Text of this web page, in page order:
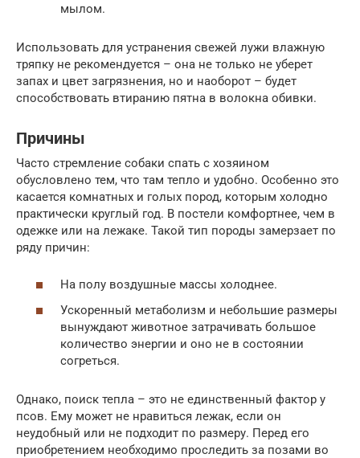
мылом.
Использовать для устранения свежей лужи влажную
тряпку не рекомендуется – она не только не уберет
запах и цвет загрязнения, но и наоборот – будет
способствовать втиранию пятна в волокна обивки.
Причины
Часто стремление собаки спать с хозяином
обусловлено тем, что там тепло и удобно. Особенно это
касается комнатных и голых пород, которым холодно
практически круглый год. В постели комфортнее, чем в
одежке или на лежаке. Такой тип породы замерзает по
ряду причин:
На полу воздушные массы холоднее.
Ускоренный метаболизм и небольшие размеры
вынуждают животное затрачивать большое
количество энергии и оно не в состоянии
согреться.
Однако, поиск тепла – это не единственный фактор у
псов. Ему может не нравиться лежак, если он
неудобный или не подходит по размеру. Перед его
приобретением необходимо проследить за позами во